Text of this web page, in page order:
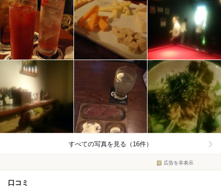
すべての写真を見る（16件）
広告を非表示
口コミ